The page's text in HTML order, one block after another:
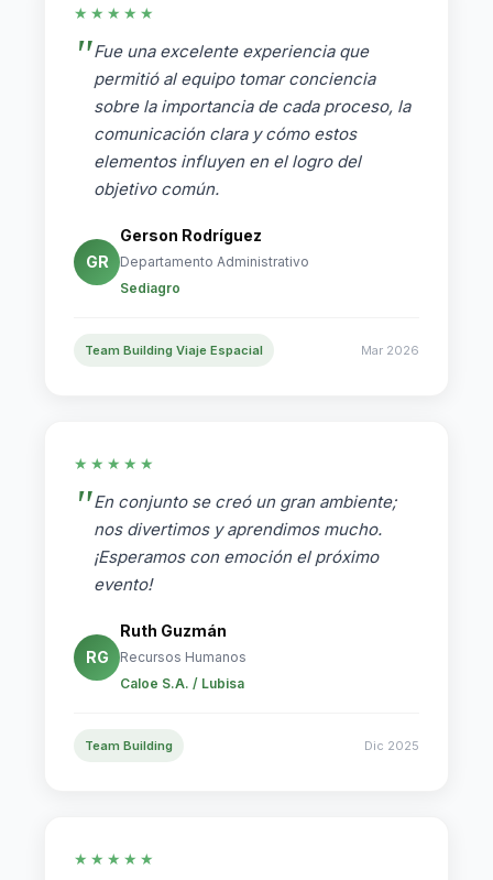
★★★★★
Fue una excelente experiencia que
permitió al equipo tomar conciencia
sobre la importancia de cada proceso, la
comunicación clara y cómo estos
elementos influyen en el logro del
objetivo común.
GR
Gerson Rodríguez
Departamento Administrativo
Sediagro
Team Building Viaje Espacial Mar 2026
★★★★★
En conjunto se creó un gran ambiente;
nos divertimos y aprendimos mucho.
¡Esperamos con emoción el próximo
evento!
RG
Ruth Guzmán
Recursos Humanos
Caloe S.A. / Lubisa
Team Building Dic 2025
★★★★★